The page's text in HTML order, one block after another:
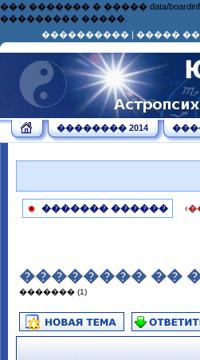
��� ������� � ����� data/
��������� �����.
���������� | �����
�������� 2014
������� ������
�������� ��
������� (1)